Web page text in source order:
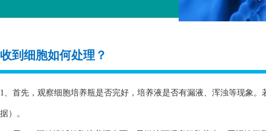
收到细胞如何处理？
1、首先，观察细胞培养瓶是否完好，培养液是否有漏液、浑浊等现象
据）。